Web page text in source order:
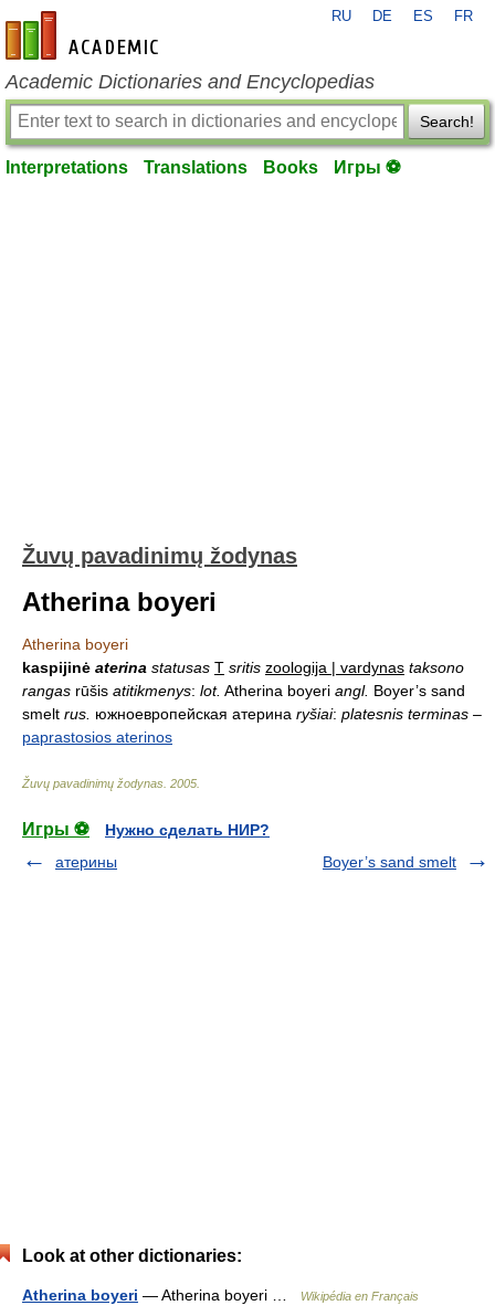
en-academic.com
RU DE ES FR
Academic Dictionaries and Encyclopedias
Search!
Interpretations Translations Books Игры ⚽
Žuvų pavadinimų žodynas
Atherina boyeri
Atherina boyeri
kaspijinė aterina statusas T sritis zoologija | vardynas taksono
rangas rūšis atitikmenys: lot. Atherina boyeri angl. Boyer’s sand
smelt rus. южноевропейская атерина ryšiai: platesnis terminas –
paprastosios aterinos
Žuvų pavadinimų žodynas 2005
Игры ⚽
Нужно сделать НИР?
атерины
Boyer’s sand smelt
Look at other dictionaries:
Atherina boyeri — Atherina boyeri … Wikipédia en Français